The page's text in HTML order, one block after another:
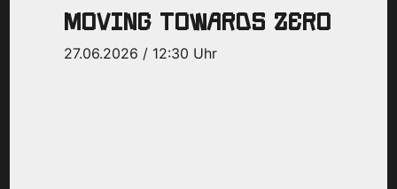
MOVING TOWARDS ZERO
27.06.2026 / 12:30 Uhr